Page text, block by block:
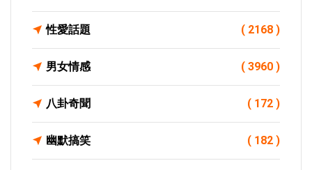
性愛話題 ( 2168 )
男女情感 ( 3960 )
八卦奇聞 ( 172 )
幽默搞笑 ( 182 )